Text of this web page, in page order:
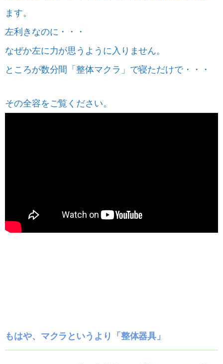
ます。
左利きなのに・・・
なぜか左に力が思うように入りません。
ところが数分間「整体マクラ」で寝ただけで・・・
その全容をご覧ください。
もはや、マクラというより「整体器具」